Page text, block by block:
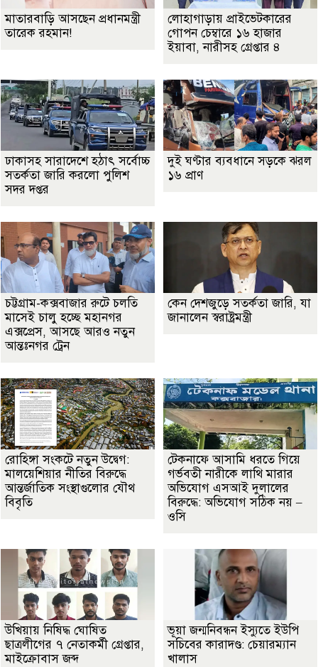
মাতারবাড়ি আসছেন প্রধানমন্ত্রী
তারেক রহমান!
লোহাগাড়ায় প্রাইভেটকারের
গোপন চেম্বারে ১৬ হাজার
ইয়াবা, নারীসহ গ্রেপ্তার ৪
ঢাকাসহ সারাদেশে হঠাৎ সর্বোচ্চ
সতর্কতা জা‌রি করলো পুলিশ
সদর দপ্তর
দুই ঘণ্টার ব্যবধানে সড়কে ঝরল
১৬ প্রাণ
চট্টগ্রাম-কক্সবাজার রুটে চলতি
মাসেই চালু হচ্ছে মহানগর
এক্সপ্রেস, আসছে আরও নতুন
আন্তঃনগর ট্রেন
কেন দেশজুড়ে সতর্কতা জারি, যা
জানালেন স্বরাষ্ট্রমন্ত্রী
রোহিঙ্গা সংকটে নতুন উদ্বেগ:
মালয়েশিয়ার নীতির বিরুদ্ধে
আন্তর্জাতিক সংস্থাগুলোর যৌথ
বিবৃতি
টেকনাফে আসামি ধরতে গিয়ে
গর্ভবতী নারীকে লাথি মারার
অভিযোগ এসআই দুলালের
বিরুদ্ধে: অভিযোগ সঠিক নয় –
ওসি
উখিয়ায় নিষিদ্ধ ঘোষিত
ছাত্রলীগের ৭ নেতাকর্মী গ্রেপ্তার,
মাইক্রোবাস জব্দ
ভূয়া জন্মনিবন্ধন ইস্যুতে ইউপি
সচিবের কারাদণ্ড: চেয়ারম্যান
খালাস